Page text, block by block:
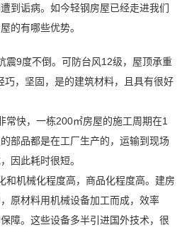
到诟病。如今轻钢房屋已经走进我们
的有哪些优势。
震9度不倒。可防台风12级，屋顶承重
，坚固，是的建筑材料，且具有很好
常快，一栋200㎡房屋的施工周期在1
部品都是在工厂生产的，运输到现场
因此耗时很短。
和机械化程度高，商品化程度高。建房
原材料用机械设备加工而成，效率
障。这些设备多半引进国外技术，很